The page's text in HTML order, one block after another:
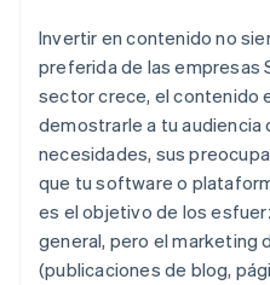
Invertir en contenido no
preferida de las empresas
sector crece, el contenido
demostrarle a tu audiencia
necesidades, sus
que tu software o
es el objetivo de los
general, pero el marketing
(publicaciones de blog,